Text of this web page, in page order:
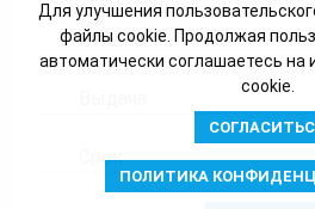
Для улучшения
файлы cookie. Продолжая
автоматически соглашаетесь на
cookie.
ПОЛИТИКА
Ставка
Срок